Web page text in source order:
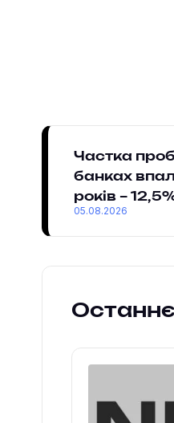
Частка
банках
років –
05.08.2026